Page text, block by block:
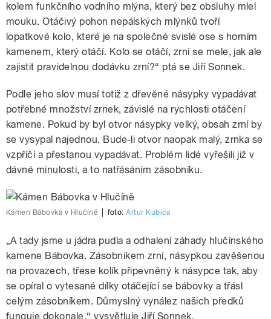
kolem funkčního vodního mlýna, který bez obsluhy mlel
mouku. Otáčivý pohon nepálských mlýnků tvoří
lopatkové kolo, které je na společné svislé ose s horním
kamenem, který otáčí. Kolo se otáčí, zrní se mele, jak ale
zajistit pravidelnou dodávku zrní?“ ptá se Jiří Sonnek.
Podle jeho slov musí totiž z dřevěné násypky vypadávat
potřebné množství zrnek, závislé na rychlosti otáčení
kamene. Pokud by byl otvor násypky velký, obsah zrní by
se vysypal najednou. Bude-li otvor naopak malý, zrnka se
vzpříčí a přestanou vypadávat. Problém lidé vyřešili již v
dávné minulosti, a to natřásáním zásobníku.
Kámen Bábovka v Hlučíně foto:Artur Kubica
„A tady jsme u jádra pudla a odhalení záhady hlučínského
kamene Bábovka. Zásobníkem zrní, násypkou zavěšenou
na provazech, třese kolík připevněný k násypce tak, aby
se opíral o vytesané dílky otáčející se bábovky a třásl
celým zásobníkem. Důmyslný vynález našich předků
funguje dokonale,“ vysvětluje Jiří Sonnek.